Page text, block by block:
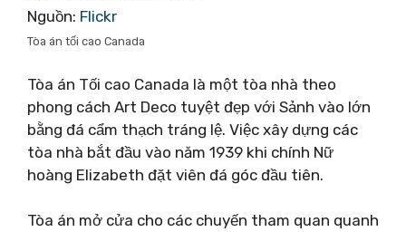
Nguồn: Flickr
Tòa án tối cao Canada
Tòa án Tối cao Canada là một tòa nhà theo
phong cách Art Deco tuyệt đẹp với Sảnh vào lớn
bằng đá cẩm thạch tráng lệ. Việc xây dựng các
tòa nhà bắt đầu vào năm 1939 khi chính Nữ
hoàng Elizabeth đặt viên đá góc đầu tiên.
Tòa án mở cửa cho các chuyến tham quan quanh